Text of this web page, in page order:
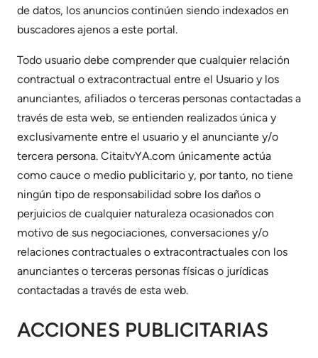
de datos, los anuncios continúen siendo indexados en
buscadores ajenos a este portal.
Todo usuario debe comprender que cualquier relación
contractual o extracontractual entre el Usuario y los
anunciantes, afiliados o terceras personas contactadas a
través de esta web, se entienden realizados única y
exclusivamente entre el usuario y el anunciante y/o
tercera persona. CitaitvYA.com únicamente actúa
como cauce o medio publicitario y, por tanto, no tiene
ningún tipo de responsabilidad sobre los daños o
perjuicios de cualquier naturaleza ocasionados con
motivo de sus negociaciones, conversaciones y/o
relaciones contractuales o extracontractuales con los
anunciantes o terceras personas físicas o jurídicas
contactadas a través de esta web.
ACCIONES PUBLICITARIAS